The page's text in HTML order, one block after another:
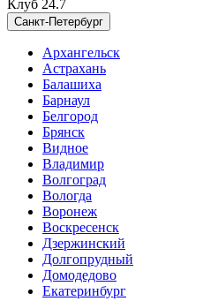
Клуб 24.7
Санкт-Петербург
Архангельск
Астрахань
Балашиха
Барнаул
Белгород
Брянск
Видное
Владимир
Волгоград
Вологда
Воронеж
Воскресенск
Дзержинский
Долгопрудный
Домодедово
Екатеринбург